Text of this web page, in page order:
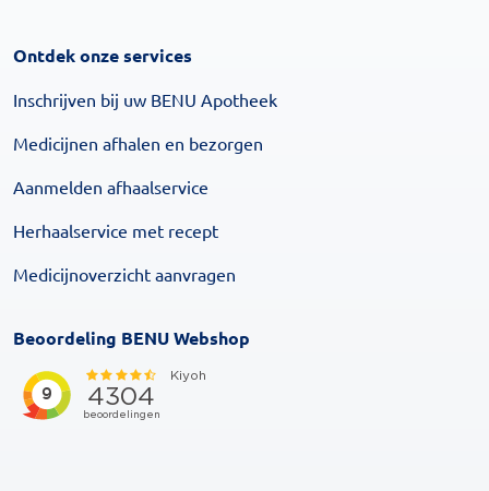
Ontdek onze services
Inschrijven bij uw BENU Apotheek
Medicijnen afhalen en bezorgen
Aanmelden afhaalservice
Herhaalservice met recept
Medicijnoverzicht aanvragen
Beoordeling BENU Webshop